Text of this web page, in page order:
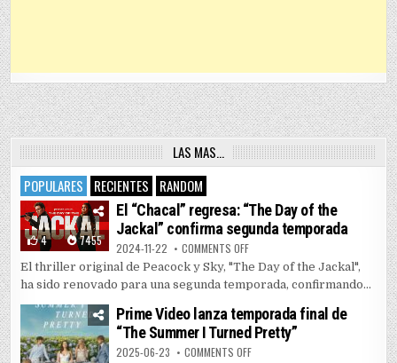
LAS MAS…
POPULARES
RECIENTES RANDOM
4 7455
El “Chacal” regresa: “The Day of the
Jackal” confirma segunda temporada
2024-11-22 COMMENTS OFFON EL “CHACAL” REGRESA: “THE
El thriller original de Peacock y Sky, "The Day of the Jackal",
ha sido renovado para una segunda temporada, confirmando...
Prime Video lanza temporada final de
“The Summer I Turned Pretty”
2025-06-23 COMMENTS OFFON PRIME VIDEO LANZA